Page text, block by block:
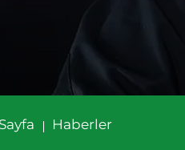
Haberler